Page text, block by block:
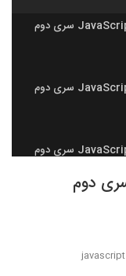
javascript